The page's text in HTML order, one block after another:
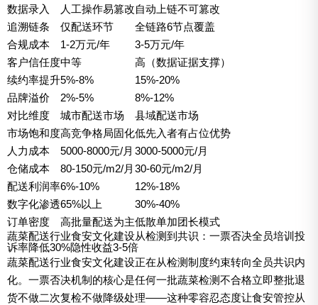
数据录入
人工操作易篡改自动上链不可篡改
追溯链条
仅配送环节
全链路6节点覆盖
合规成本
1-2万元/年
3-5万元/年
客户信任度中等
高（数据证据支撑）
续约率提升5%-8%
15%-20%
品牌溢价
2%-5%
8%-12%
对比维度
城市配送市场
县域配送市场
市场饱和度高竞争格局固化低先入者有占位优势
人力成本
5000-8000元/月 3000-5000元/月
仓储成本
80-150元/m2/月 30-60元/m2/月
配送利润率6%-10%
12%-18%
数字化渗透65%以上
30%-40%
订单密度
高批量配送为主低散单加团长模式
蔬菜配送行业食安文化建设从检测到共识：一票否决全员培训投
诉率降低30%隐性收益3-5倍
蔬菜配送行业食安文化建设正在从检测制度约束转向全员共识内
化。一票否决机制的核心是任何一批蔬菜检测不合格立即整批退
货不做二次复检不做降级处理——这种零容忍态度让食安管控从